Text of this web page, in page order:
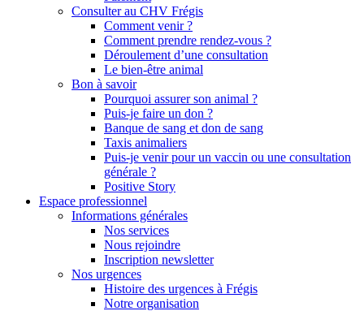
Consulter au CHV Frégis
Comment venir ?
Comment prendre rendez-vous ?
Déroulement d’une consultation
Le bien-être animal
Bon à savoir
Pourquoi assurer son animal ?
Puis-je faire un don ?
Banque de sang et don de sang
Taxis animaliers
Puis-je venir pour un vaccin ou une consultation
générale ?
Positive Story
Espace professionnel
Informations générales
Nos services
Nous rejoindre
Inscription newsletter
Nos urgences
Histoire des urgences à Frégis
Notre organisation